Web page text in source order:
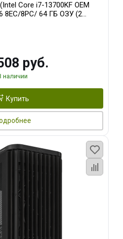
Core i7-13700KF OEM
8EC/8PC/ 64 ГБ ОЗУ (2
OC 16GB GDDR7
руб.
наличии
Купить